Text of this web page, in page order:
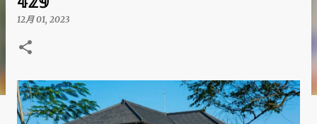
12月 01, 2023